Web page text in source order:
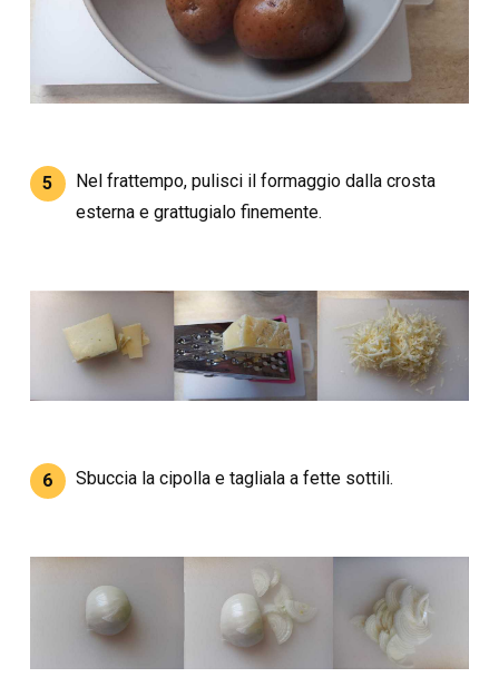
5
Nel frattempo, pulisci il formaggio dalla crosta
esterna e grattugialo finemente.
6 Sbuccia la cipolla e tagliala a fette sottili.